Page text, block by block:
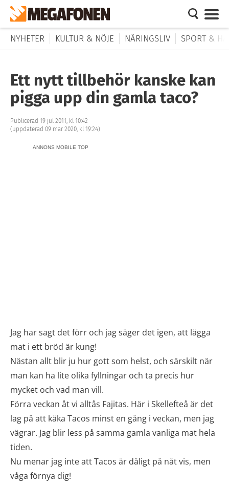
NYHETER KULTUR & NÖJE NÄRINGSLIV SPORT &
Ett nytt tillbehör kanske kan
pigga upp din gamla taco?
Publicerad 19 jul 2011, kl 10:42
(uppdaterad 09 mar 2020, kl 19:24)
ANNONS MOBILE TOP
Jag har sagt det förr och jag säger det igen, att lägga
mat i ett bröd är kung!
Nästan allt blir ju hur gott som helst, och särskilt när
man kan ha lite olika fyllningar och ta precis hur
mycket och vad man vill.
Förra veckan åt vi alltås Fajitas. Här i Skellefteå är det
lag på att käka Tacos minst en gång i veckan, men jag
vägrar. Jag blir less på samma gamla vanliga mat hela
tiden.
Nu menar jag inte att Tacos är dåligt på nåt vis, men
våga förnya dig!